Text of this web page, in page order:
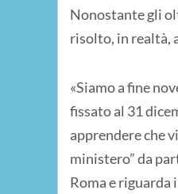
Nonostante gli
risolto, in realtà,
«Siamo a fine
fissato al 31
apprendere che
ministero” da
Roma e